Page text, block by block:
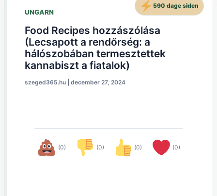
UNGARN
Food Recipes hozzászólása
(Lecsapott a rendőrség: a
hálószobában termesztettek
kannabiszt a fiatalok)
szeged365.hu december 27, 2024
(0) (0) (0) (0)
590 dage siden